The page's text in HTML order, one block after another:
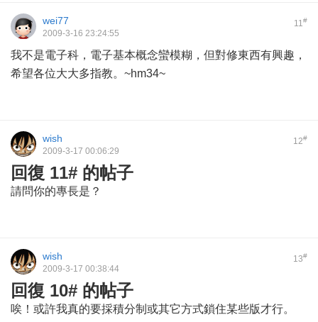
11#
wei77
2009-3-16 23:24:55
我不是電子科，電子基本概念蠻模糊，但對修東西有興趣，
希望各位大大多指教。~hm34~
12#
wish
2009-3-17 00:06:29
回復 11# 的帖子
請問你的專長是？
13#
wish
2009-3-17 00:38:44
回復 10# 的帖子
唉！或許我真的要採積分制或其它方式鎖住某些版才行。